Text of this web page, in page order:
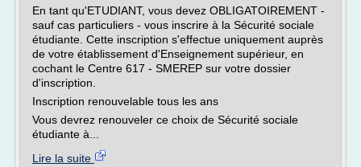
En tant qu'ETUDIANT, vous devez OBLIGATOIREMENT -
sauf cas particuliers - vous inscrire à la Sécurité sociale
étudiante. Cette inscription s'effectue uniquement auprès
de votre établissement d'Enseignement supérieur, en
cochant le Centre 617 - SMEREP sur votre dossier
d'inscription.
Inscription renouvelable tous les ans
Vous devrez renouveler ce choix de Sécurité sociale
étudiante à...
Lire la suite